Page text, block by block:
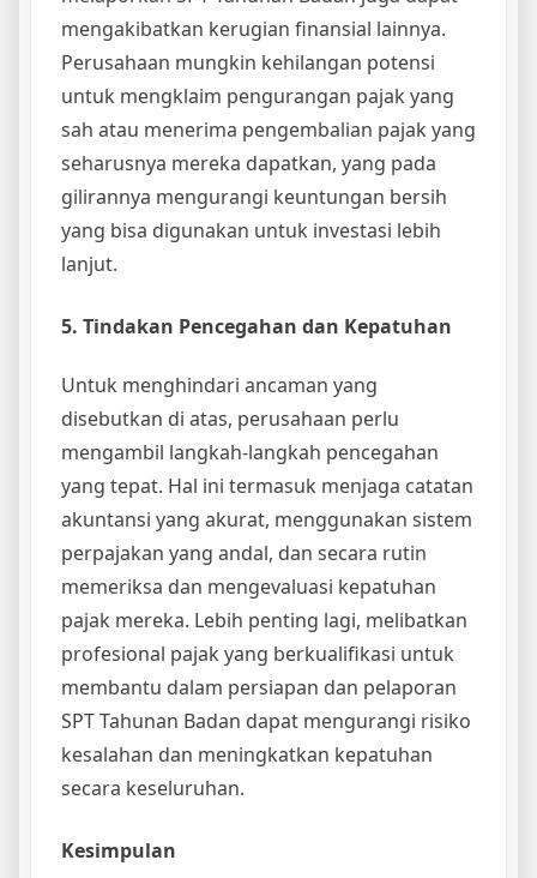
mengakibatkan kerugian finansial lainnya.
Perusahaan mungkin kehilangan potensi
untuk mengklaim pengurangan pajak yang
sah atau menerima pengembalian pajak yang
seharusnya mereka dapatkan, yang pada
gilirannya mengurangi keuntungan bersih
yang bisa digunakan untuk investasi lebih
lanjut.
5. Tindakan Pencegahan dan Kepatuhan
Untuk menghindari ancaman yang
disebutkan di atas, perusahaan perlu
mengambil langkah-langkah pencegahan
yang tepat. Hal ini termasuk menjaga catatan
akuntansi yang akurat, menggunakan sistem
perpajakan yang andal, dan secara rutin
memeriksa dan mengevaluasi kepatuhan
pajak mereka. Lebih penting lagi, melibatkan
profesional pajak yang berkualifikasi untuk
membantu dalam persiapan dan pelaporan
SPT Tahunan Badan dapat mengurangi risiko
kesalahan dan meningkatkan kepatuhan
secara keseluruhan.
Kesimpulan